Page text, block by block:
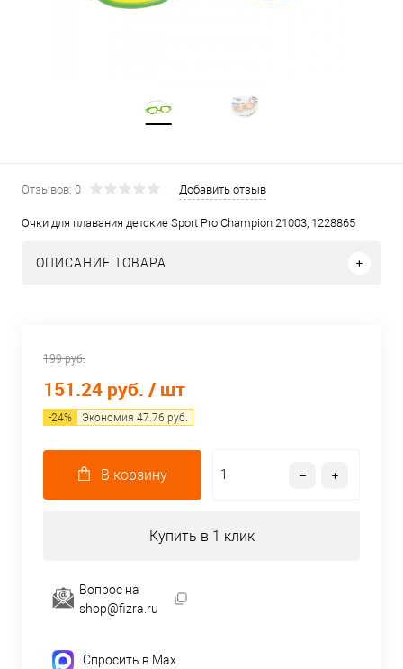
Отзывов: 0 Добавить отзыв
Очки для плавания детские Sport Pro Champion 21003, 1228865
ОПИСАНИЕ ТОВАРА
199 руб.
151.24 руб. / шт
-24% Экономия 47.76 руб.
В корзину
Купить в 1 клик
Вопрос на
shop@fizra.ru
Спросить в Max